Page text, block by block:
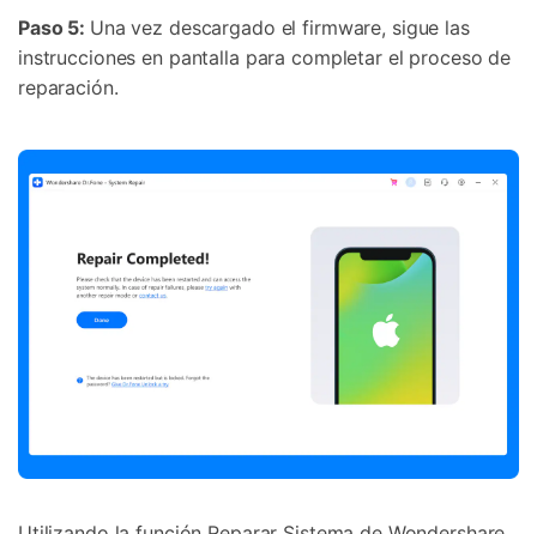
Paso 5: Una vez descargado el firmware, sigue las
instrucciones en pantalla para completar el proceso de
reparación.